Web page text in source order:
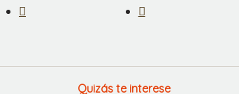
Quizás te interese